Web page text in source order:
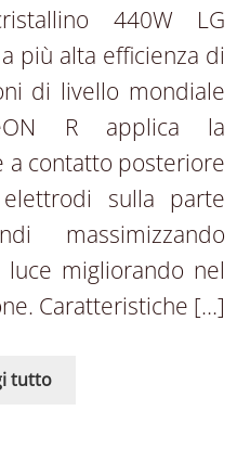
440W LG
più alta efficienza di
di livello mondiale
R applica la
a contatto posteriore
sulla parte
massimizzando
luce migliorando nel
Caratteristiche […]
tutto